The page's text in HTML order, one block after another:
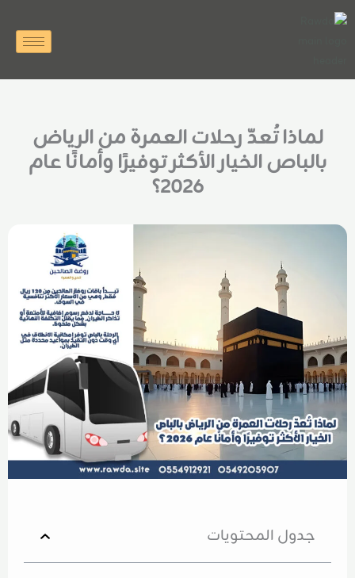
تخطي
إلى
لماذا تُعدّ رحلات العمرة من الرياض
بالباص الخيار الأكثر توفيرًا وأمانًا عام
2026؟
جدول المحتويات